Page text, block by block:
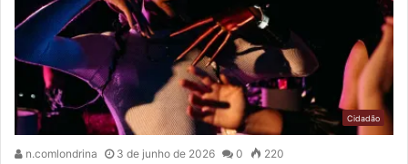
Cidadão
n.comlondrina 3 de junho de 2026 0 220